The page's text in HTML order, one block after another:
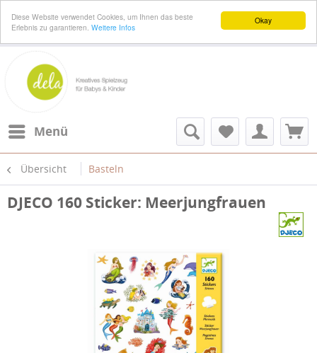
Okay
Diese Website verwendet Cookies, um Ihnen das beste
Erlebnis zu garantieren. Weitere Infos
Menü
Übersicht Basteln
DJECO 160 Sticker: Meerjungfrauen